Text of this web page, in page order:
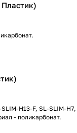
H13-F, SL-SLIM-H7,
- поликарбонат.